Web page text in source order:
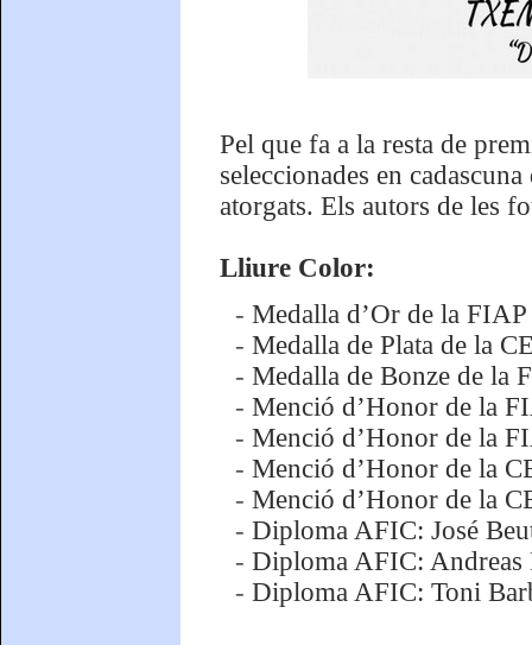
Pel que fa a la resta de
seleccionades en
atorgats. Els autors de les
Lliure Color:
- Medalla d’Or de la
- Medalla de Plata de la
- Medalla de Bonze de la
- Menció d’Honor de la
- Menció d’Honor de la
- Menció d’Honor de la
- Menció d’Honor de la
- Diploma AFIC: José
- Diploma AFIC:
- Diploma AFIC: Toni